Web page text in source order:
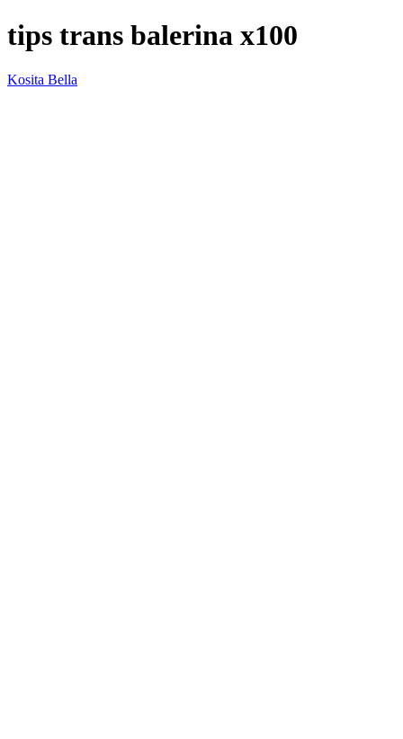
tips trans balerina x100
Kosita Bella